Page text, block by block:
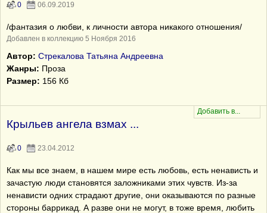
0 06.09.2019
/фантазия о любви, к личности автора никакого отношения/
Добавлен в коллекцию 5 Ноября 2016
Автор: Стрекалова Татьяна Андреевна
Жанры: Проза
Размер: 156 Кб
Крыльев ангела взмах ...
0 23.04.2012
Как мы все знаем, в нашем мире есть любовь, есть ненависть и
зачастую люди становятся заложниками этих чувств. Из-за
ненависти одних страдают другие, они оказываются по разные
стороны баррикад. А разве они не могут, в тоже время, любить